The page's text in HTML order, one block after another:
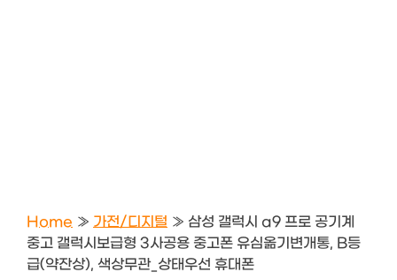
Home » 가전/디지털 » 삼성 갤럭시 a9 프로 공기계
중고 갤럭시보급형 3사공용 중고폰 유심옮기변개통, B등
급(약잔상), 색상무관_상태우선 휴대폰